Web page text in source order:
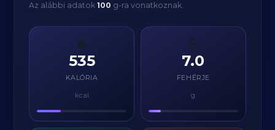
Az alábbi adatok100 g-ra vonatkoznak.
🔥
535
KALÓRIA
kcal
💪
7.0
FEHÉRJE
g